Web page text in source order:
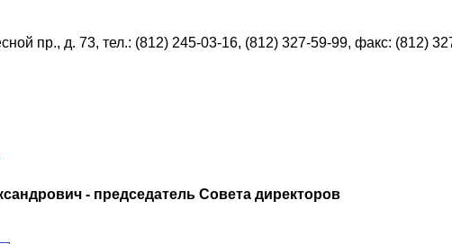
пр., д. 73, тел.: (812) 245-03-16, (812) 327-59-99, факс: (812)
- председатель Совета директоров